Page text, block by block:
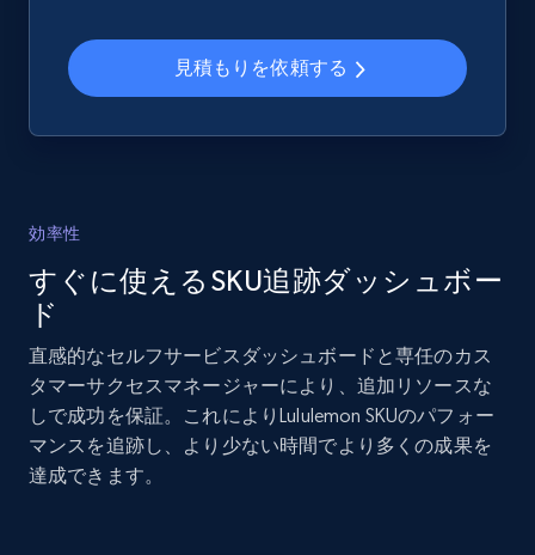
375+ 今すぐ始める
price, Currency, Availability, Reviews count, and
more.
2.1K+ 375+ 今すぐ始める
Amazon products global dataset -
見積もりを依頼する
効率性
すぐに使えるSKU追跡ダッシュボー
ド
直感的なセルフサービスダッシュボードと専任のカス
タマーサクセスマネージャーにより、追加リソースな
しで成功を保証。これによりLululemon SKUのパフォー
マンスを追跡し、より少ない時間でより多くの成果を
達成できます。